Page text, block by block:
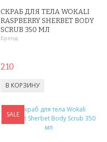
СКРАБ ДЛЯ ТЕЛА WOKALI
RASPBERRY SHERBET BODY
SCRUB 350 МЛ
Бренд:
210
SALE